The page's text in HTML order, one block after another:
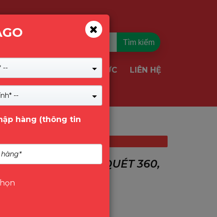
Tìm kiếm
& GIẢI PHÁP TIN TỨC LIÊN HỆ
S31FEP
TRỜI QUAY QUÉT 360,
--
--
hàng (thông tin